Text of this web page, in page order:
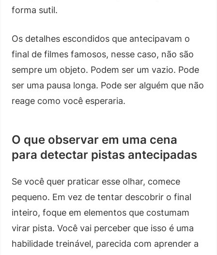
forma sutil.
Os detalhes escondidos que antecipavam o
final de filmes famosos, nesse caso, não são
sempre um objeto. Podem ser um vazio. Pode
ser uma pausa longa. Pode ser alguém que não
reage como você esperaria.
O que observar em uma cena
para detectar pistas antecipadas
Se você quer praticar esse olhar, comece
pequeno. Em vez de tentar descobrir o final
inteiro, foque em elementos que costumam
virar pista. Você vai perceber que isso é uma
habilidade treinável, parecida com aprender a